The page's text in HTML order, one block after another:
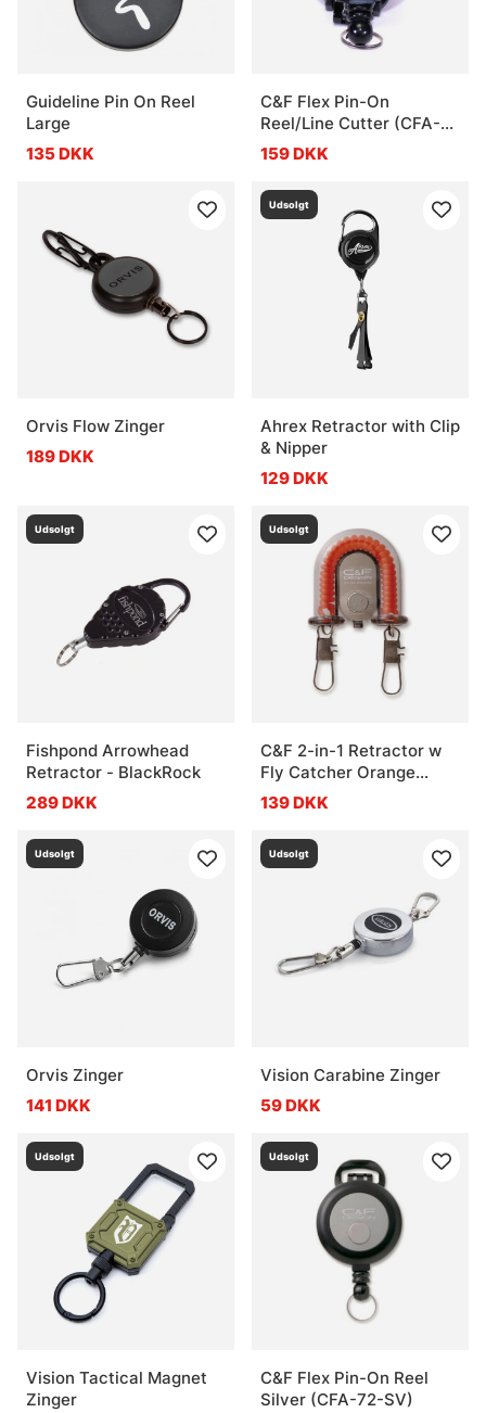
Guideline Pin On Reel
Large
135 DKK
C&F Flex Pin-On
Reel/Line Cutter (CFA-
72/LC)
159 DKK
Orvis Flow Zinger
189 DKK
Udsolgt
Ahrex Retractor with Clip
& Nipper
129 DKK
Udsolgt
Fishpond Arrowhead
Retractor - BlackRock
289 DKK
Udsolgt
C&F 2-in-1 Retractor w
Fly Catcher Orange
(CFA-70WF)
139 DKK
Udsolgt
Orvis Zinger
141 DKK
Udsolgt
Vision Carabine Zinger
59 DKK
Udsolgt
Vision Tactical Magnet
Zinger
Udsolgt
C&F Flex Pin-On Reel
Silver (CFA-72-SV)